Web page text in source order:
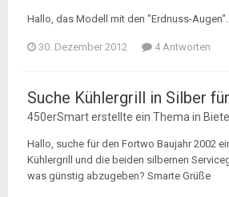
Hallo, das Modell mit den "Erdnuss-
30. Dezember 2012 4 Antworten
Suche Kühlergrill in Silber
450erSmarterstellte ein Thema in
Hallo, suche für den Fortwo Baujahr 2002
Kühlergrill und die beiden silbernen
was günstig abzugeben? Smarte Grüße